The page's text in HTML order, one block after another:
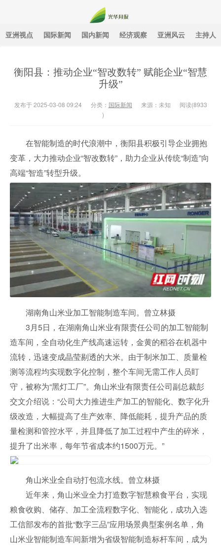
光华月报
亚洲视点 国际新闻 国内新闻 经济观察 亚洲风云 主持人
衡阳县：推动企业“智改数转” 赋能企业“智慧
升级”
发布于 2025-03-08 09:24 分类： 国际新闻 来源：未知 阅读(8933
)
在智能制造的时代浪潮中，衡阳县积极引导企业拥抱
变革，大力推动企业“智改数转”，助力企业从传统“制造”向
高端“智造”转型升级。
湖南角山米业加工智能制造车间。曾立林摄
3月5日，在湖南角山米业有限责任公司的加工智能制
造车间，全自动化生产线高速运转，金黄的稻谷在机器中
流转，迅速变成晶莹剔透的大米。由于制米加工、质量检
测等流程均实现数字化控制，整个车间无需工作人员盯
守，被称为“黑灯工厂”。角山米业有限责任公司副总裁彭
交文介绍说：“公司大力推进生产加工的智能化、数字化升
级改造，大幅提高了生产效率、降低能耗，提升产品的质
量检测和管控水平，并且降低了加工过程中产生的碎米，
提升了出米率，每年节省成本约1500万元。”
角山米业全自动打包流水线。曾立林摄
近年来，角山米业全力打造数字智慧粮食平台，实现
粮食收购、储存、加工全流程数字化、智能化，成功入选
工信部发布的首批“数字三品”应用场景典型案例名单，角
山米业智能制造车间新增为省级智能制造标杆车间，成为